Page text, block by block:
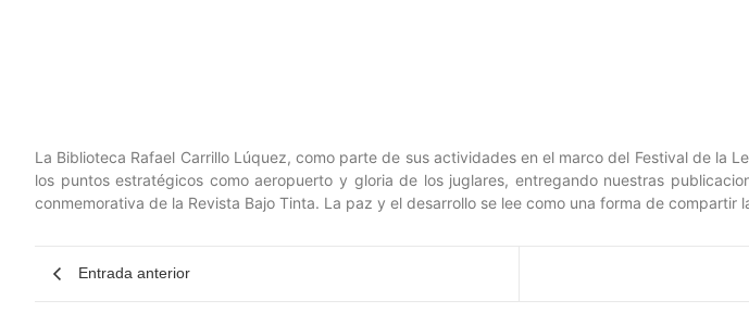
La Biblioteca Rafael Carrillo Lúquez, como parte de sus actividades en el marco del Festival de la
los puntos estratégicos como aeropuerto y gloria de los juglares, entregando nuestras
conmemorativa de la Revista Bajo Tinta. La paz y el desarrollo se lee como una forma de compartir
Entrada anterior